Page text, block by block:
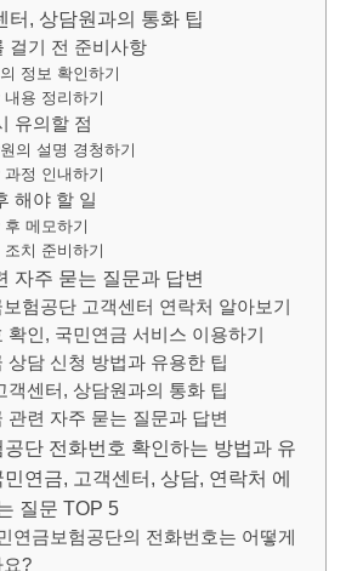
터, 상담원과의 통화 팁
걸기 전 준비사항
정보 확인하기
내용 정리하기
유의할 점
의 설명 경청하기
과정 인내하기
해야 할 일
후 메모하기
조치 준비하기
자주 묻는 질문과 답변
험공단 고객센터 연락처 알아보기
확인, 국민연금 서비스 이용하기
상담 신청 방법과 유용한 팁
객센터, 상담원과의 통화 팁
관련 자주 묻는 질문과 답변
단 전화번호 확인하는 방법과 유
연금, 고객센터, 상담, 연락처 에
질문 TOP 5
연금보험공단의 전화번호는 어떻게
요?